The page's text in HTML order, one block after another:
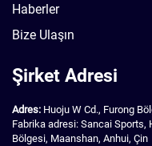
Haberler
Bize Ulaşın
Şirket Adresi
Adres: Huoju W Cd., Furong
Fabrika adresi: Sancai Sports,
Bölgesi, Maanshan, Anhui, Çin